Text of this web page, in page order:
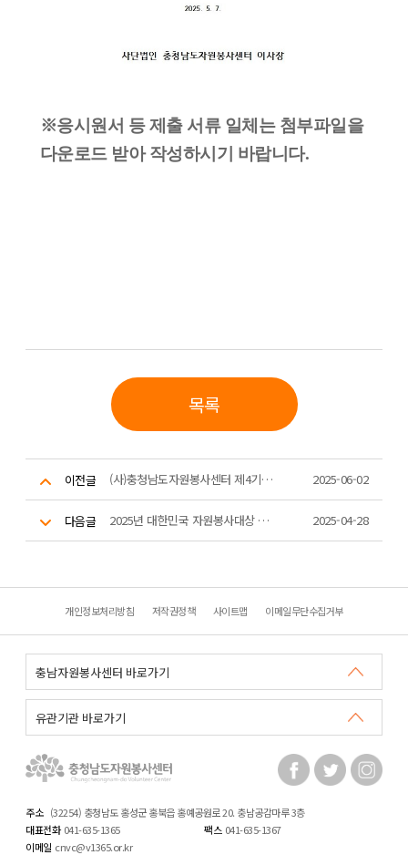
※ 응시원서 등 제출 서류 일체는 첨부파일을
다운로드 받아 작성하시기 바랍니다.
목록
이전글 (사)충청남도자원봉사센터 제4기 임원(이사) 공개 모집 심사 결과 공고 2025-06-02
다음글 2025년 대한민국 자원봉사대상 국민추천 안내 2025-04-28
개인정보처리방침 저작권정책 사이트맵 이메일무단수집거부
주소 (32254) 충청남도 홍성군 홍북읍 홍예공원로 20. 충남공감마루 3층
대표전화 041-635-1365 팩스 041-635-1367
이메일 cnvc@v1365.or.kr